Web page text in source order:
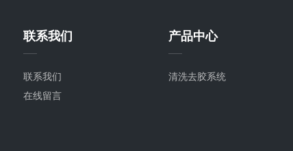
联系我们
联系我们
在线留言
产品中心
清洗去胶系统